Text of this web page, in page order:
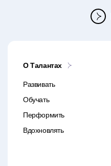
О Талантах
Развивать
Обучать
Перформить
Вдохновлять